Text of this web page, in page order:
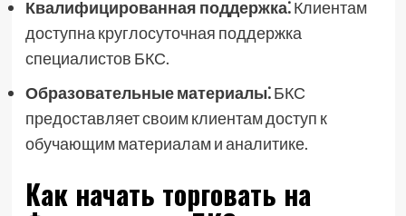
Квалифицированная поддержка⁚Клиентам
доступна круглосуточная поддержка
специалистов БКС.
Образовательные материалы⁚БКС
предоставляет своим клиентам доступ к
обучающим материалам и аналитике.
Как начать торговать на